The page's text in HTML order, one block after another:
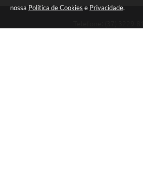
nossa Política de Cookies e Privacidade.